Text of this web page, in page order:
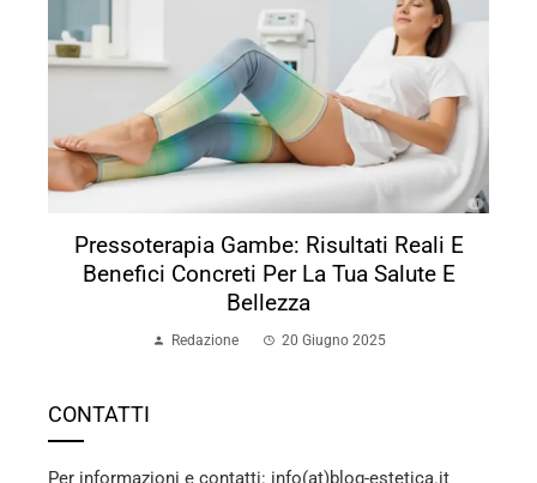
Pressoterapia Gambe: Risultati Reali E
Benefici Concreti Per La Tua Salute E
Bellezza
Redazione 20 Giugno 2025
CONTATTI